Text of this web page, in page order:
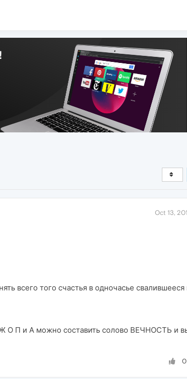
Oct 13,
всего того счастья в одночасье свалившееся
Ж О П и А можно составить солово ВЕЧНОСТЬ и
0